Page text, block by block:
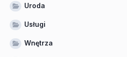
Uroda
Usługi
Wnętrza